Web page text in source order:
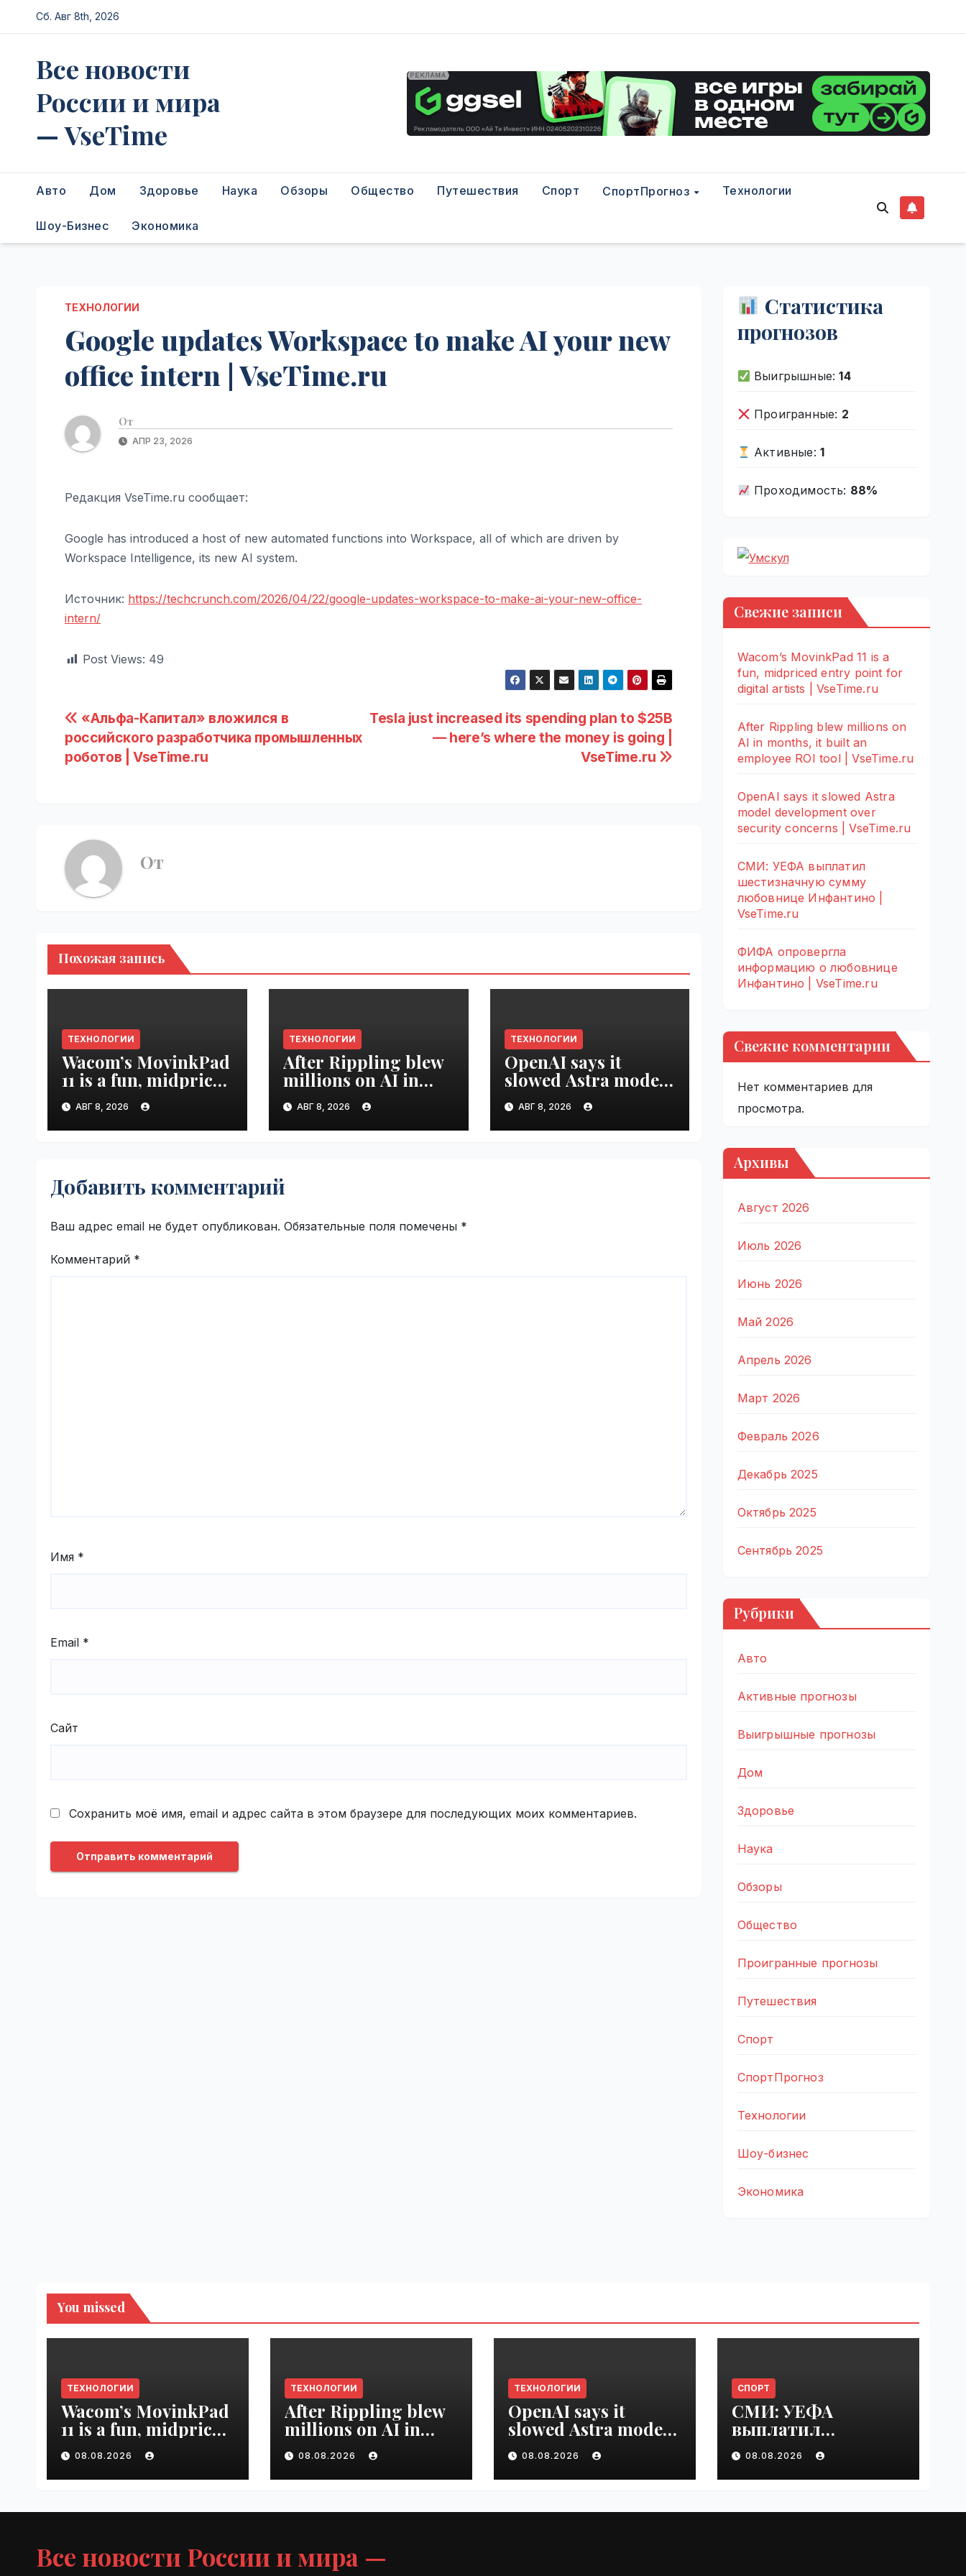
Перейти
к
Сб. Авг 8th, 2026
Все новости
России и мира
— VseTime
Авто Дом Здоровье Наука Обзоры Общество Путешествия Спорт СпортПрогноз Технологии
Шоу-Бизнес Экономика
ТЕХНОЛОГИИ
Google updates Workspace to make AI your new
office intern | VseTime.ru
От
АПР 23, 2026
Редакция VseTime.ru сообщает:
Google has introduced a host of new automated functions into Workspace, all of which are driven by
Workspace Intelligence, its new AI system.
Источник: https://techcrunch.com/2026/04/22/google-updates-workspace-to-make-ai-your-new-office-
intern/
Post Views: 49
Навигация
по
Tesla just increased its spending plan to $25B
— here’s where the money is going |
VseTime.ru
«Альфа-Капитал» вложился в
российского разработчика промышленных
роботов | VseTime.ru
От
Похожая запись
ТЕХНОЛОГИИ
Wacom’s MovinkPad
11 is a fun, midpriced
entry point for
digital artists |
VseTime.ru
АВГ 8, 2026
ТЕХНОЛОГИИ
After Rippling blew
millions on AI in
months, it built an
employee ROI tool |
VseTime.ru
АВГ 8, 2026
ТЕХНОЛОГИИ
OpenAI says it
slowed Astra model
development over
security concerns |
VseTime.ru
АВГ 8, 2026
Добавить комментарий
Ваш адрес email не будет опубликован. Обязательные поля помечены *
Комментарий *
Имя *
Email *
Сайт
Сохранить моё имя, email и адрес сайта в этом браузере для последующих моих комментариев.
Статистика
прогнозов
Выигрышные:14
Проигранные: 2
Активные: 1
Проходимость: 88%
Свежие записи
Wacom’s MovinkPad 11 is a
fun, midpriced entry point for
digital artists | VseTime.ru
After Rippling blew millions on
AI in months, it built an
employee ROI tool | VseTime.ru
OpenAI says it slowed Astra
model development over
security concerns | VseTime.ru
СМИ: УЕФА выплатил
шестизначную сумму
любовнице Инфантино |
VseTime.ru
ФИФА опровергла
информацию о любовнице
Инфантино | VseTime.ru
Свежие комментарии
Нет комментариев для
просмотра.
Архивы
Август 2026
Июль 2026
Июнь 2026
Май 2026
Апрель 2026
Март 2026
Февраль 2026
Декабрь 2025
Октябрь 2025
Сентябрь 2025
Рубрики
Авто
Активные прогнозы
Выигрышные прогнозы
Дом
Здоровье
Наука
Обзоры
Общество
Проигранные прогнозы
Путешествия
Спорт
СпортПрогноз
Технологии
Шоу-бизнес
Экономика
You missed
ТЕХНОЛОГИИ
Wacom’s MovinkPad
11 is a fun, midpriced
entry point for
digital artists |
VseTime.ru
08.08.2026
ТЕХНОЛОГИИ
After Rippling blew
millions on AI in
months, it built an
employee ROI tool |
VseTime.ru
08.08.2026
ТЕХНОЛОГИИ
OpenAI says it
slowed Astra model
development over
security concerns |
VseTime.ru
08.08.2026
СПОРТ
СМИ: УЕФА
выплатил
шестизначную
сумму любовнице
Инфантино |
08.08.2026
Все новости России и мира —